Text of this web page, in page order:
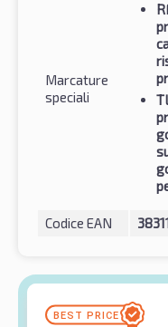
Marcature
speciali
Codice EAN